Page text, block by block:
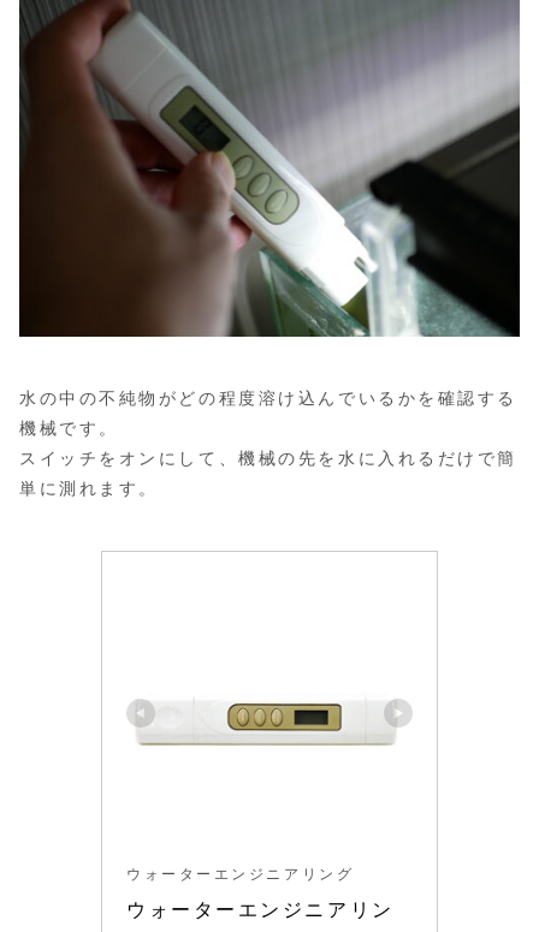
水の中の不純物がどの程度溶け込んでいるかを確認する
機械です。
スイッチをオンにして、機械の先を水に入れるだけで簡
単に測れます。
ウォーターエンジニアリング
ウォーターエンジニアリン